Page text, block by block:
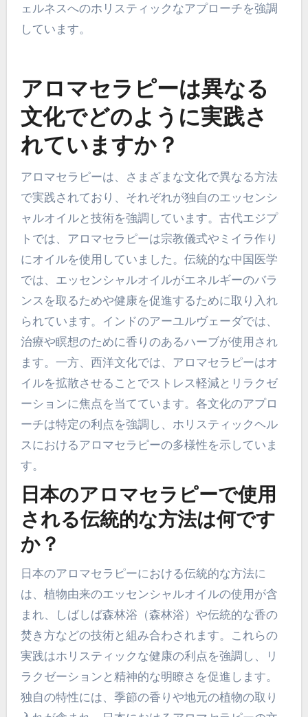
ェルネスへのホリスティックなアプローチを強調
しています。
アロマセラピーは異なる
文化でどのように実践さ
れていますか？
アロマセラピーは、さまざまな文化で異なる方法
で実践されており、それぞれが独自のエッセンシ
ャルオイルと技術を強調しています。古代エジプ
トでは、アロマセラピーは宗教儀式やミイラ作り
にオイルを使用していました。伝統的な中国医学
では、エッセンシャルオイルがエネルギーのバラ
ンスを取るためや健康を促進するために取り入れ
られています。インドのアーユルヴェーダでは、
治療や瞑想のために香りのあるハーブが使用され
ます。一方、西洋文化では、アロマセラピーはオ
イルを拡散させることでストレス軽減とリラクゼ
ーションに焦点を当てています。各文化のアプロ
ーチは特定の利点を強調し、ホリスティックヘル
スにおけるアロマセラピーの多様性を示していま
す。
日本のアロマセラピーで使用
される伝統的な方法は何です
か？
日本のアロマセラピーにおける伝統的な方法に
は、植物由来のエッセンシャルオイルの使用が含
まれ、しばしば森林浴（森林浴）や伝統的な香の
焚き方などの技術と組み合わされます。これらの
実践はホリスティックな健康の利点を強調し、リ
ラクゼーションと精神的な明瞭さを促進します。
独自の特性には、季節の香りや地元の植物の取り